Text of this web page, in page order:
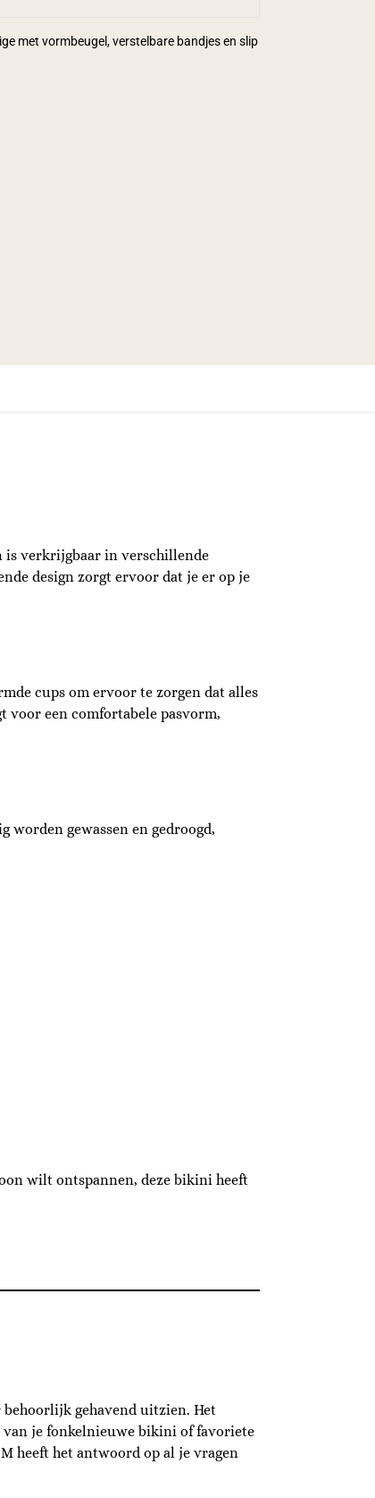
met vormbeugel, verstelbare bandjes en slip
is verkrijgbaar in verschillende
design zorgt ervoor dat je er op je
cups om ervoor te zorgen dat alles
voor een comfortabele pasvorm,
gewassen en gedroogd,
wilt ontspannen, deze bikini heeft
gehavend uitzien. Het
je fonkelnieuwe bikini of favoriete
heeft het antwoord op al je vragen